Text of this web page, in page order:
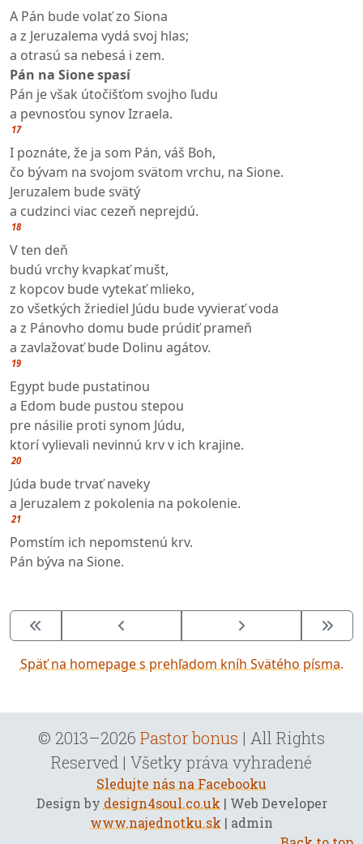
A Pán bude volať zo Siona
a z Jeruzalema vydá svoj hlas;
a otrasú sa nebesá i zem.
Pán na Sione spasí
Pán je však útočišťom svojho ľudu
a pevnosťou synov Izraela.
17
I poznáte, že ja som Pán, váš Boh,
čo bývam na svojom svätom vrchu, na Sione.
Jeruzalem bude svätý
a cudzinci viac cezeň neprejdú.
18
V ten deň
budú vrchy kvapkať mušt,
z kopcov bude vytekať mlieko,
zo všetkých žriediel Júdu bude vyvierať voda
a z Pánovho domu bude prúdiť prameň
a zavlažovať bude Dolinu agátov.
19
Egypt bude pustatinou
a Edom bude pustou stepou
pre násilie proti synom Júdu,
ktorí vylievali nevinnú krv v ich krajine.
20
Júda bude trvať naveky
a Jeruzalem z pokolenia na pokolenie.
21
Pomstím ich nepomstenú krv.
Pán býva na Sione.
Späť na homepage s prehľadom kníh Svätého písma.
© 2013–2026 Pastor bonus | All Rights
Reserved | Všetky práva vyhradené
Sledujte nás na Facebooku
Design by design4soul.co.uk | Web Developer
www.najednotku.sk | admin